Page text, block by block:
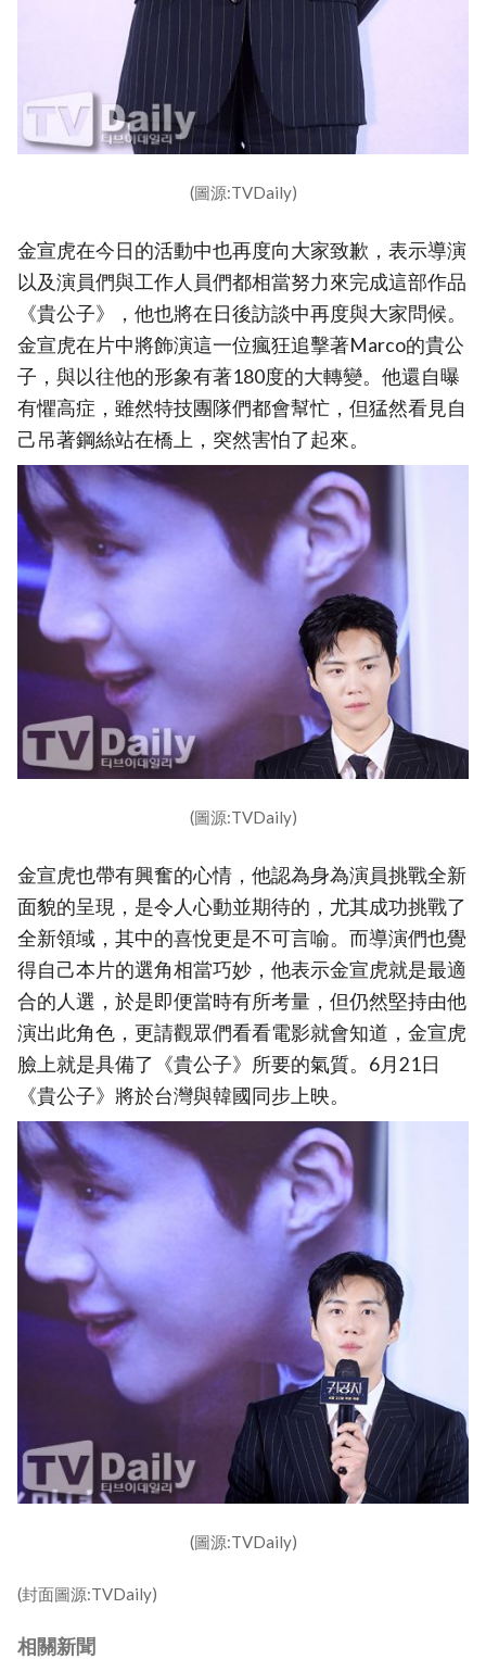
(圖源:TVDaily)
金宣虎在今日的活動中也再度向大家致歉，表示導演
以及演員們與工作人員們都相當努力來完成這部作品
《貴公子》，他也將在日後訪談中再度與大家問候。
金宣虎在片中將飾演這一位瘋狂追擊著Marco的貴公
子，與以往他的形象有著180度的大轉變。他還自曝
有懼高症，雖然特技團隊們都會幫忙，但猛然看見自
己吊著鋼絲站在橋上，突然害怕了起來。
(圖源:TVDaily)
金宣虎也帶有興奮的心情，他認為身為演員挑戰全新
面貌的呈現，是令人心動並期待的，尤其成功挑戰了
全新領域，其中的喜悅更是不可言喻。而導演們也覺
得自己本片的選角相當巧妙，他表示金宣虎就是最適
合的人選，於是即便當時有所考量，但仍然堅持由他
演出此角色，更請觀眾們看看電影就會知道，金宣虎
臉上就是具備了《貴公子》所要的氣質。6月21日
《貴公子》將於台灣與韓國同步上映。
(圖源:TVDaily)
(封面圖源:TVDaily)
相關新聞